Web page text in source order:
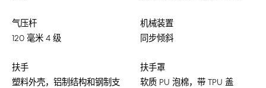
气压杆
120 毫米 4 级
机械装置
同步倾斜
扶手
塑料外壳，铝制结构和钢制支
扶手罩
软质 PU 泡棉，带 TPU 盖